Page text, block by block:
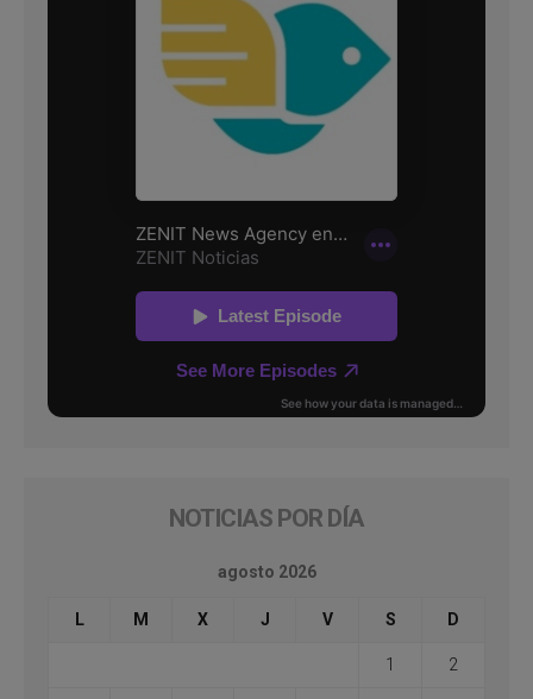
NOTICIAS POR DÍA
agosto 2026
L M X J V S D
1 2